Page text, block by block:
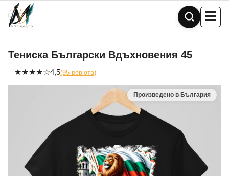
Skip
content
Тениска Български Вдъхновения 45
★★★★☆4,5(95 ревюта)